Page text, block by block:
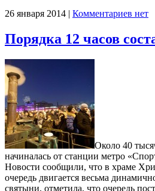
26 января 2014 | Комментариев нет
Порядка 12 часов
Около 40
начиналась от станции метро
Новости сообщили, что в храме
очередь двигается весьма
святыни, отметила, что очередь